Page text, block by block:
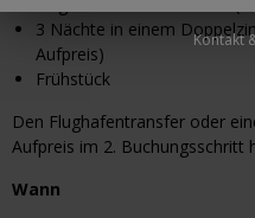
3 Nächte in einem
Aufpreis)
Frühstück
Den Flughafentransfer oder
Aufpreis im 2. Buchungsschritt
Wann
Kontakt